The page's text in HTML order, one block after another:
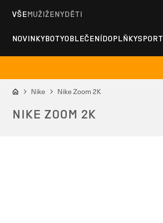
VŠEMUŽIŽENYDĚTI
NOVINKYBOTYOBLEČENÍDOPLŇKYSPORT
Nike Nike Zoom 2K
NIKE ZOOM 2K